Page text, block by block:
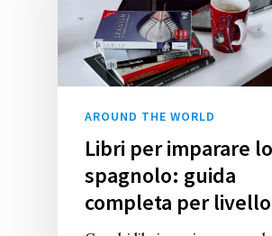
AROUND THE WORLD
Libri per imparare lo
spagnolo: guida
completa per livello